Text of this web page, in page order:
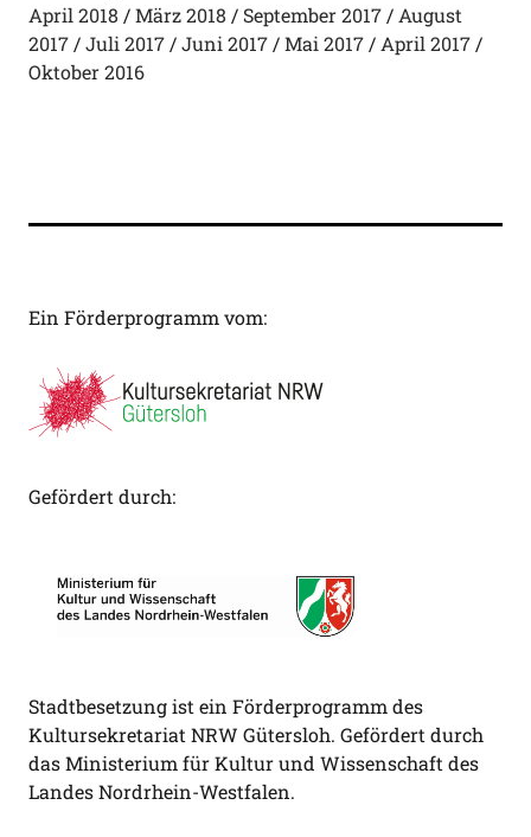
April 2018
März 2018 September 2017
August
2017
Juli 2017 Juni 2017 Mai 2017
April 2017
Oktober 2016
Ein Förderprogramm vom:
Gefördert durch:
Stadtbesetzung ist ein Förderprogramm des
Kultursekretariat NRW Gütersloh. Gefördert durch
das Ministerium für Kultur und Wissenschaft des
Landes Nordrhein-Westfalen.